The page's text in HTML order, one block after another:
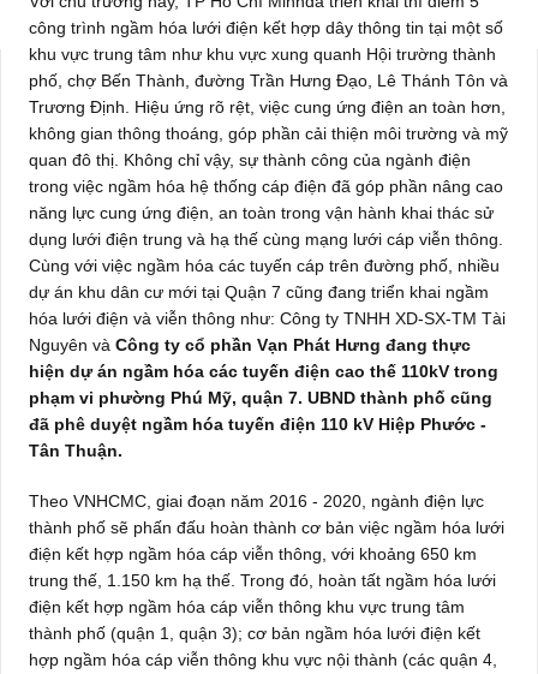
công trình ngầm hóa lưới điện kết hợp dây thông tin tại một số
khu vực trung tâm như khu vực xung quanh Hội trường thành
phố, chợ Bến Thành, đường Trần Hưng Đạo, Lê Thánh Tôn và
Trương Định. Hiệu ứng rõ rệt, việc cung ứng điện an toàn hơn,
không gian thông thoáng, góp phần cải thiện môi trường và mỹ
quan đô thị. Không chỉ vậy, sự thành công của ngành điện
trong việc ngầm hóa hệ thống cáp điện đã góp phần nâng cao
năng lực cung ứng điện, an toàn trong vận hành khai thác sử
dụng lưới điện trung và hạ thế cùng mạng lưới cáp viễn thông.
Cùng với việc ngầm hóa các tuyến cáp trên đường phố, nhiều
dự án khu dân cư mới tại Quận 7 cũng đang triển khai ngầm
hóa lưới điện và viễn thông như: Công ty TNHH XD-SX-TM Tài
Nguyên và Công ty cổ phần Vạn Phát Hưng đang thực
hiện dự án ngầm hóa các tuyến điện cao thế 110kV trong
phạm vi phường Phú Mỹ, quận 7. UBND thành phố cũng
đã phê duyệt ngầm hóa tuyến điện 110 kV Hiệp Phước -
Tân Thuận.
Theo VNHCMC, giai đoạn năm 2016 - 2020, ngành điện lực
thành phố sẽ phấn đấu hoàn thành cơ bản việc ngầm hóa lưới
điện kết hợp ngầm hóa cáp viễn thông, với khoảng 650 km
trung thế, 1.150 km hạ thế. Trong đó, hoàn tất ngầm hóa lưới
điện kết hợp ngầm hóa cáp viễn thông khu vực trung tâm
thành phố (quận 1, quận 3); cơ bản ngầm hóa lưới điện kết
hợp ngầm hóa cáp viễn thông khu vực nội thành (các quận 4,